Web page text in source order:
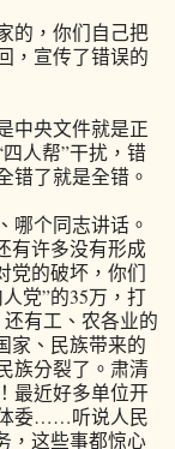
，你们自己把
，宣传了错误的
央文件就是正
人帮”干扰，错
错了就是全错。
个同志讲话。
有许多没有形成
党的破坏，你们
党”的35万，打
有工、农各业的
家、民族带来的
族分裂了。肃清
最近好多单位开
委……听说人民
，这些事都惊心